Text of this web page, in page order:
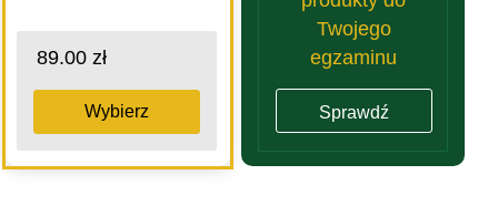
89.00 zł
Wybierz
Twojego
egzaminu
Sprawdź